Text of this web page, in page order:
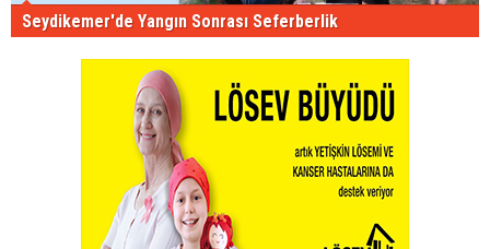
Seydikemer'de Yangın Sonrası Seferberlik